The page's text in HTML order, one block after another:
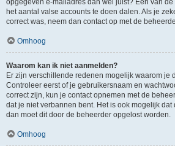
opgegeven e-mailadres dan wel juist? Één van
het aantal valse accounts te doen dalen. Als je
correct was, neem dan contact op met de
Omhoog
Waarom kan ik niet aanmelden?
Er zijn verschillende redenen mogelijk waarom je
Controleer eerst of je gebruikersnaam en
correct zijn, kun je contact opnemen met de
dat je niet verbannen bent. Het is ook mogelijk dat
dan moet dit door de beheerder opgelost worden.
Omhoog